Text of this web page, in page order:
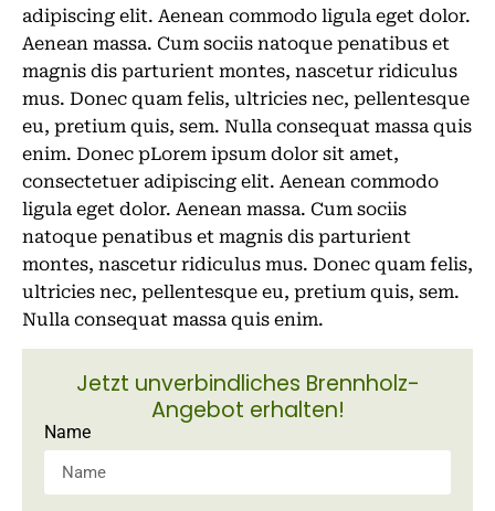
adipiscing elit. Aenean commodo ligula eget dolor.
Aenean massa. Cum sociis natoque penatibus et
magnis dis parturient montes, nascetur ridiculus
mus. Donec quam felis, ultricies nec, pellentesque
eu, pretium quis, sem. Nulla consequat massa quis
enim. Donec pLorem ipsum dolor sit amet,
consectetuer adipiscing elit. Aenean commodo
ligula eget dolor. Aenean massa. Cum sociis
natoque penatibus et magnis dis parturient
montes, nascetur ridiculus mus. Donec quam felis,
ultricies nec, pellentesque eu, pretium quis, sem.
Nulla consequat massa quis enim.
Jetzt unverbindliches Brennholz-
Angebot erhalten!
Name